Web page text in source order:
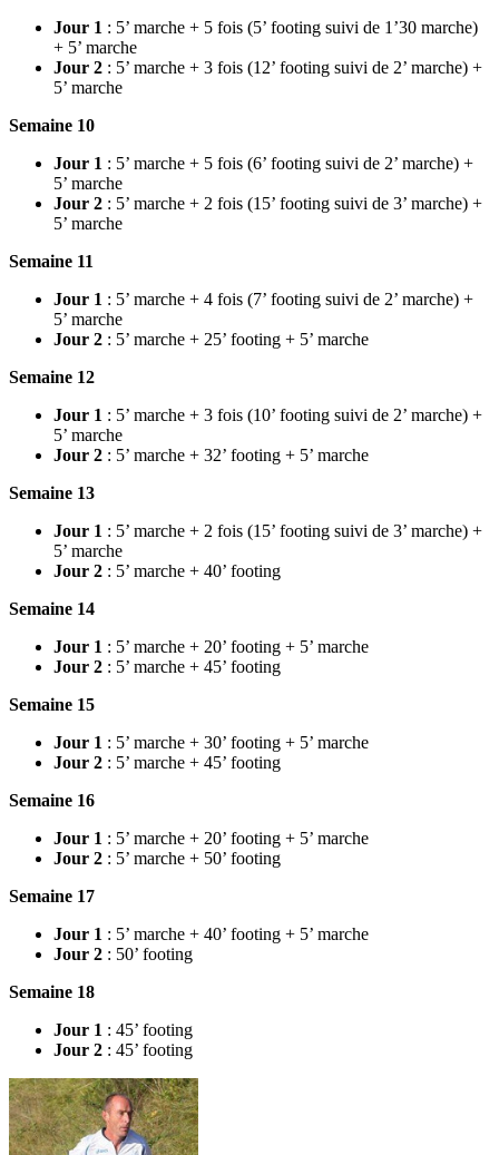
Jour 1 : 5’ marche + 5 fois (5’ footing suivi de 1’30 marche)
+ 5’ marche
Jour 2 : 5’ marche + 3 fois (12’ footing suivi de 2’ marche) +
5’ marche
Semaine 10
Jour 1 : 5’ marche + 5 fois (6’ footing suivi de 2’ marche) +
5’ marche
Jour 2 : 5’ marche + 2 fois (15’ footing suivi de 3’ marche) +
5’ marche
Semaine 11
Jour 1 : 5’ marche + 4 fois (7’ footing suivi de 2’ marche) +
5’ marche
Jour 2 : 5’ marche + 25’ footing + 5’ marche
Semaine 12
Jour 1 : 5’ marche + 3 fois (10’ footing suivi de 2’ marche) +
5’ marche
Jour 2 : 5’ marche + 32’ footing + 5’ marche
Semaine 13
Jour 1 : 5’ marche + 2 fois (15’ footing suivi de 3’ marche) +
5’ marche
Jour 2 : 5’ marche + 40’ footing
Semaine 14
Jour 1 : 5’ marche + 20’ footing + 5’ marche
Jour 2 : 5’ marche + 45’ footing
Semaine 15
Jour 1 : 5’ marche + 30’ footing + 5’ marche
Jour 2 : 5’ marche + 45’ footing
Semaine 16
Jour 1 : 5’ marche + 20’ footing + 5’ marche
Jour 2 : 5’ marche + 50’ footing
Semaine 17
Jour 1 : 5’ marche + 40’ footing + 5’ marche
Jour 2 : 50’ footing
Semaine 18
Jour 1 : 45’ footing
Jour 2 : 45’ footing